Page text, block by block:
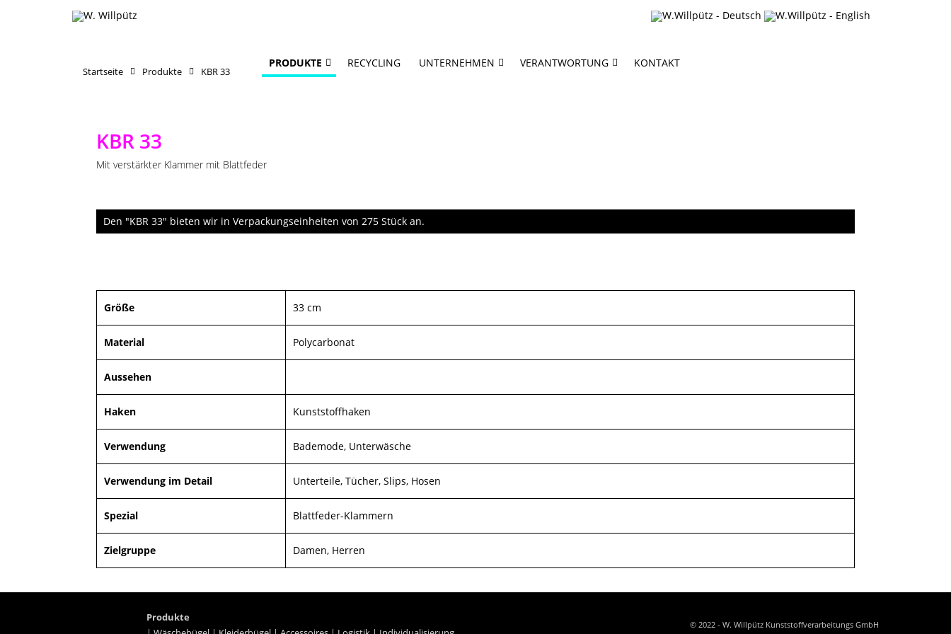
PRODUKTE RECYCLING UNTERNEHMEN VERANTWORTUNG KONTAKT
Startseite Produkte KBR 33
KBR 33
Mit verstärkter Klammer mit Blattfeder
Den "KBR 33" bieten wir in Verpackungseinheiten von 275 Stück an.
Größe 33 cm
Material Polycarbonat
Aussehen
Haken Kunststoffhaken
Verwendung Bademode, Unterwäsche
Verwendung im Detail Unterteile, Tücher, Slips, Hosen
Spezial Blattfeder-Klammern
Zielgruppe Damen, Herren
Produkte
© 2022 - W. Willpütz Kunststoffverarbeitungs GmbH